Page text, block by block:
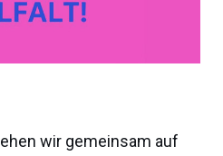
wir gemeinsam auf